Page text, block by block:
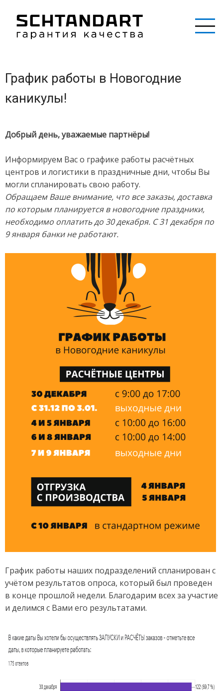
основному
График работы в Новогодние
каникулы!
Добрый день, уважаемые партнёры!
Информируем Вас о графике работы расчётных
центров и логистики в праздничные дни, чтобы Вы
могли спланировать свою работу.
Обращаем Ваше внимание, что все заказы, доставка
по которым планируется в новогодние праздники,
необходимо оплатить до 30 декабря. С 31 декабря по
9 января банки не работают.
График работы наших подразделений спланирован с
учётом результатов опроса, который был проведен
в конце прошлой недели. Благодарим всех за участие
и делимся с Вами его результатами.